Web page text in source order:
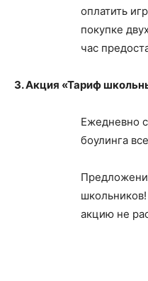
оплатить
покупке
час
3. Акция «Тариф
Ежедневно
боулинга
акцию не